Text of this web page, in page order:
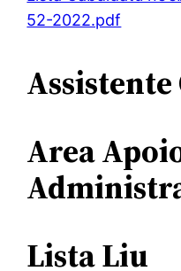
52-2022.pdf
Assistente
Area
Lista Liu